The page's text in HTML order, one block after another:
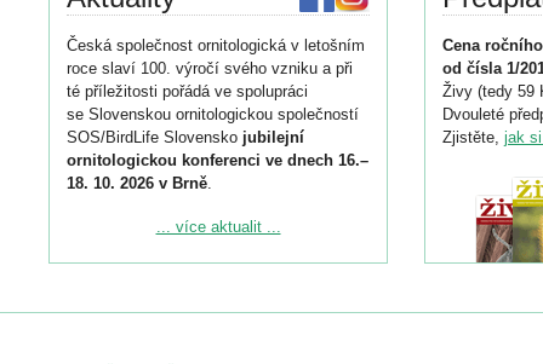
Česká společnost ornitologická v letošním
roce slaví 100. výročí svého vzniku a při
té příležitosti pořádá ve spolupráci
se Slovenskou ornitologickou společností
SOS/BirdLife Slovensko jubilejní
ornitologickou konferenci ve dnech 16.–
18. 10. 2026 v Brně.
Podrobnější informace ke konferenci
Registrovat se můžete do 6. září.
... více aktualit ...
Cena
od čísla 1/
Živy (tedy 59
Dvouleté
Zjistěte, jak